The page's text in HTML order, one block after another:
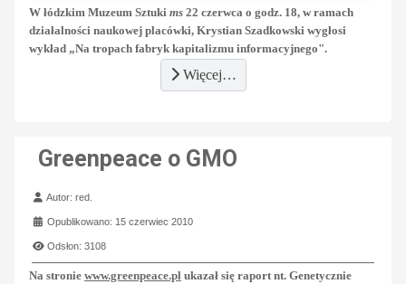
W łódzkim Muzeum Sztuki ms 22 czerwca o godz. 18, w ramach
działalności naukowej placówki, Krystian Szadkowski wygłosi
wykład „Na tropach fabryk kapitalizmu informacyjnego".
Więcej…
Greenpeace o GMO
Szczegóły
Autor:red.
Opublikowano: 15 czerwiec 2010
Odsłon: 3108
Na stronie www.greenpeace.pl ukazał się raport nt. Genetycznie